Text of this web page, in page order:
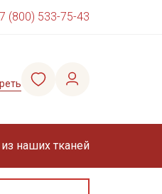
(800) 533-75-43
наших тканей